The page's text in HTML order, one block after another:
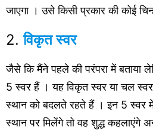
जाएगा । उसे किसी प्रकार की कोई
2. विकृत स्वर
जैसे कि मैंने पहले की परंपरा में बताया
5 स्वर हैं । यहविकृतस्वर या चल
स्थान को बदलते रहते हैं । इन 5 स्वर
स्थान पर मिलेंगे तो वह शुद्ध कहलाएंगे